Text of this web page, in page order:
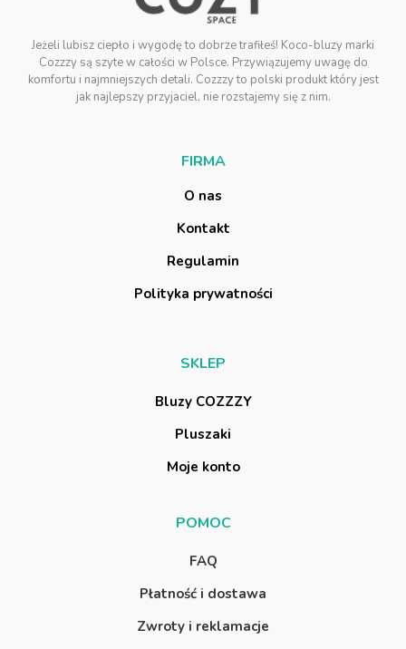
Jeżeli lubisz ciepło i wygodę to dobrze trafiłeś! Koco-bluzy marki
Cozzzy są szyte w całości w Polsce. Przywiązujemy uwagę do
komfortu i najmniejszych detali. Cozzzy to polski produkt który jest
jak najlepszy przyjaciel, nie rozstajemy się z nim.
FIRMA
O nas
Kontakt
Regulamin
Polityka prywatności
SKLEP
Bluzy COZZZY
Pluszaki
Moje konto
POMOC
FAQ
Płatność i dostawa
Zwroty i reklamacje